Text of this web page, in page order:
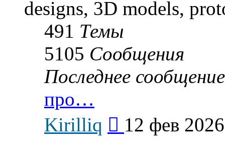
designs, 3D models,
491 Темы
5105 Сообщения
Последнее сообщение
про…
Kirilliq
последнему
12 фев